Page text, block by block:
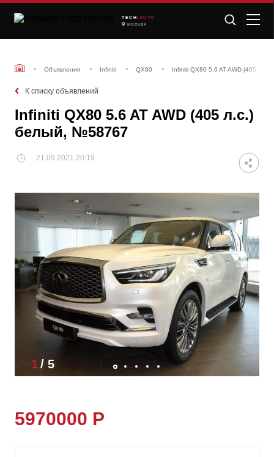
TECH /AUTO
МОСКВА
Объявления Infiniti QX80 Infiniti QX80 5.6 AT AWD (405
К списку объявлений
Infiniti QX80 5.6 AT AWD (405 л.с.)
белый, №58767
21.09.2021 20:19
1/ 5
5970000 Р